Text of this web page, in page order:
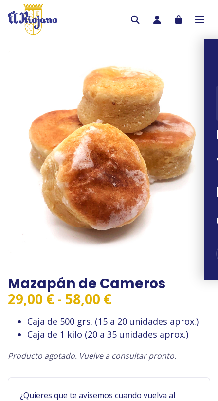
Mazapán de Cameros
29,00 € - 58,00 €Rango
precios:
desde
29,00 €
Caja de 500 grs. (15 a 20 unidades aprox.)
Caja de 1 kilo (20 a 35 unidades aprox.)
Producto agotado. Vuelve a consultar pronto.
¿Quieres que te avisemos cuando vuelva al